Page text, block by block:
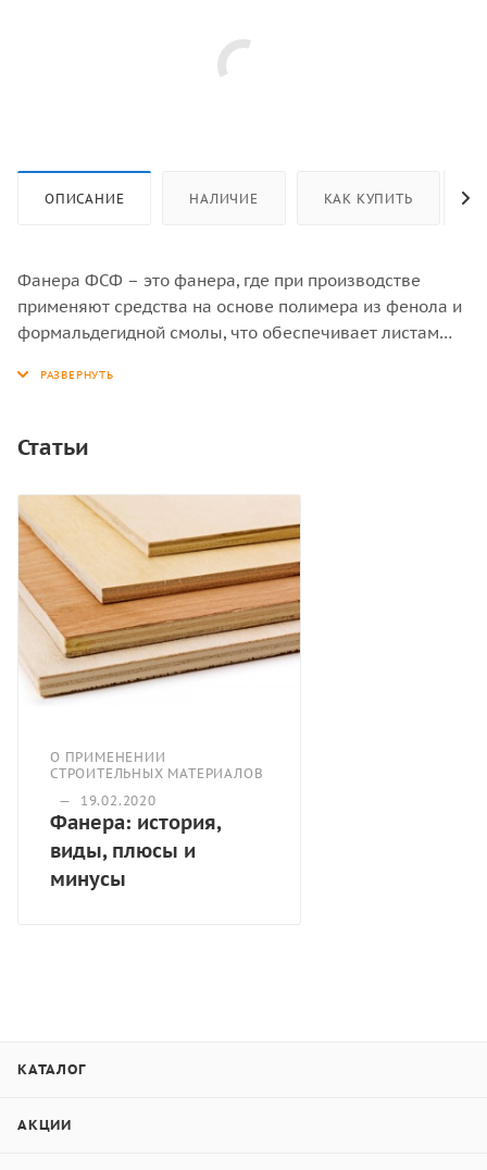
ОПИСАНИЕ НАЛИЧИЕ КАК КУПИТЬ
Фанера ФСФ – это фанера, где при производстве
применяют средства на основе полимера из фенола и
формальдегидной смолы, что обеспечивает листам
обозначает «Фанера, смола фенолформальдегидная».
Статьи
О ПРИМЕНЕНИИ
СТРОИТЕЛЬНЫХ МАТЕРИАЛОВ
—
19.02.2020
Фанера: история,
виды, плюсы и
минусы
КАТАЛОГ
АКЦИИ